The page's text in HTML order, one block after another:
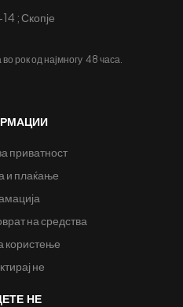
; Скопје
рок од најмногу 48 часа.
приватност
и плаќање
на средства
користење
не
НЕ